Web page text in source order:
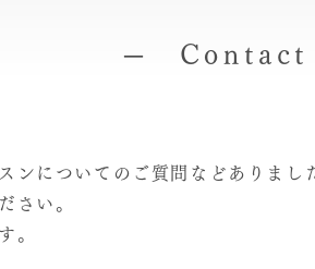
─
ンについてのご質問などありまし
さい。
。​